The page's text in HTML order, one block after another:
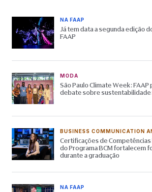
NA FAAP
Já tem data a segunda edição
FAAP
MODA
São Paulo Climate Week: FAAP
debate sobre sustentabilidade
BUSINESS COMMUNICATION
Certificações de
do Programa BCM fortalecem
durante a graduação
NA FAAP